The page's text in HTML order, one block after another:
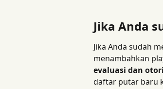
Jika Anda
Jika Anda sudah
menambahkan
evaluasi dan
daftar putar baru